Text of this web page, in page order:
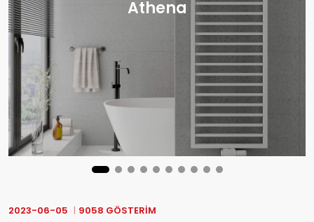
Athena
2023-06-05 9058 GÖSTERIM